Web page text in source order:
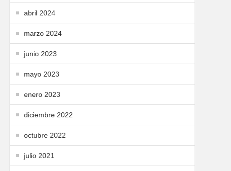
abril 2024
marzo 2024
junio 2023
mayo 2023
enero 2023
diciembre 2022
octubre 2022
julio 2021